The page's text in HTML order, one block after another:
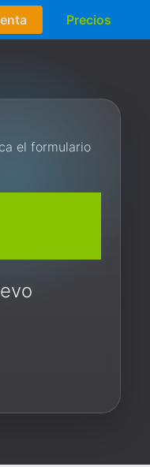
Precios
el formulario